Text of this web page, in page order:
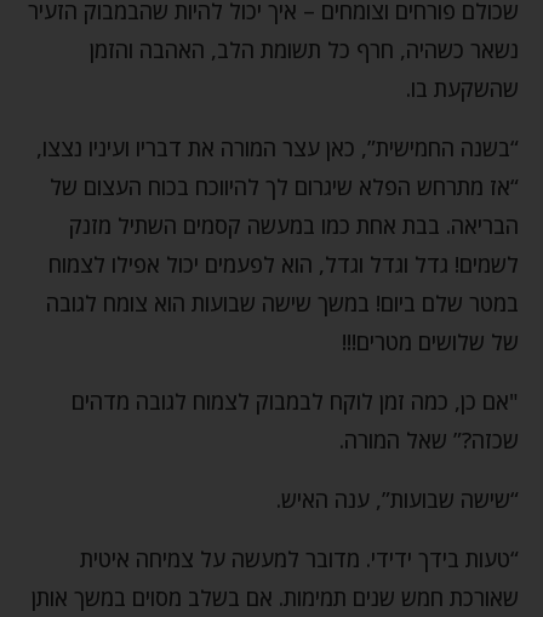
שכולם פורחים וצומחים – איך יכול להיות שהבמבוק הזעיר
נשאר כשהיה, חרף כל תשומת הלב, האהבה והזמן
שהשקעת בו.
“בשנה החמישית”, כאן עצר המורה את דבריו ועיניו נצצו,
“אז מתרחש הפלא שיגרום לך להיווכח בכוח העצום של
הבריאה. בבת אחת כמו במעשה קסמים השתיל מזנק
לשמים! גדל וגדל וגדל, הוא לפעמים יכול אפילו לצמוח
במטר שלם ביום! במשך שישה שבועות הוא צומח לגובה
של שלושים מטרים!!!
"אם כן, כמה זמן לוקח לבמבוק לצמוח לגובה מדהים
שכזה?” שאל המורה.
“שישה שבועות”, ענה האיש.
“טעות בידך ידידי. מדובר למעשה על צמיחה איטית
שאורכת חמש שנים תמימות. אם בשלב מסוים במשך אותן